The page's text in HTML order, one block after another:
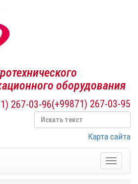
оборудования
(+99871) 267-03-95
267-03-96
Карта сайта
Toggle